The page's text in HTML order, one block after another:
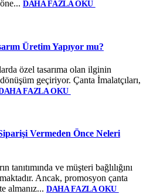
DAHA FAZLA OKU
Üretim Yapıyor mu?
özel tasarıma olan ilginin
geçiriyor. Çanta İmalatçıları,
FAZLA OKU
Vermeden Önce Neleri
tanıtımında ve müşteri bağlılığını
Ancak, promosyon çanta
almanız... DAHA FAZLA OKU